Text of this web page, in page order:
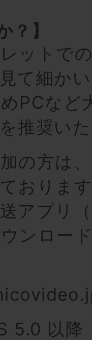
？】
ットで
て細か
PCなど
推奨い
の方は
おりま
アプリ
ンロー
5.0 以降